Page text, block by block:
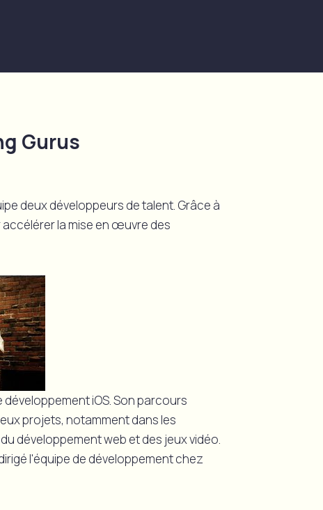
Gurus
deux développeurs de talent. Grâce à
la mise en œuvre des
iOS. Son parcours
projets, notamment dans les
développement web et des jeux vidéo.
l'équipe de développement chez